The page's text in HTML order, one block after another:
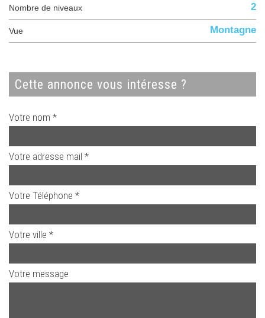
Nombre de niveaux 2
Vue Montagne
cette annonce vous intéresse ?
Votre nom *
Votre adresse mail *
Votre Téléphone *
Votre ville *
Votre message